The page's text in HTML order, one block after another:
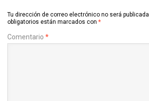
Tu dirección de correo electrónico no será publicada.
obligatorios están marcados con *
Comentario *